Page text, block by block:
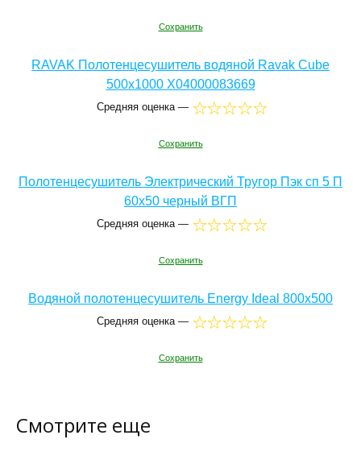
Сохранить
RAVAK Полотенцесушитель водяной Ravak Cube
500x1000 X04000083669
Средняя оценка —
Сохранить
Полотенцесушитель Электрический Тругор Пэк сп 5 П
60х50 черный ВГП
Средняя оценка —
Сохранить
Водяной полотенцесушитель Energy Ideal 800x500
Средняя оценка —
Сохранить
Смотрите еще